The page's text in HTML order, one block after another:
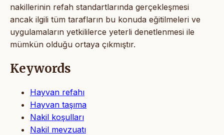
nakillerinin refah standartlarında gerçekleşmesi
ancak ilgili tüm tarafların bu konuda eğitilmeleri ve
uygulamaların yetkililerce yeterli denetlenmesi ile
mümkün olduğu ortaya çıkmıştır.
Keywords
Hayvan refahı
Hayvan taşıma
Nakil koşulları
Nakil mevzuatı